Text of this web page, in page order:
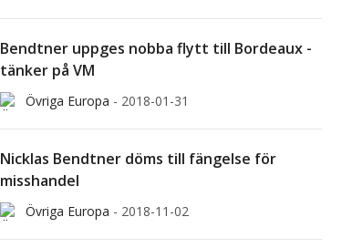
Bendtner uppges nobba flytt till Bordeaux -
tänker på VM
Övriga Europa - 2018-01-31
Nicklas Bendtner döms till fängelse för
misshandel
Övriga Europa - 2018-11-02